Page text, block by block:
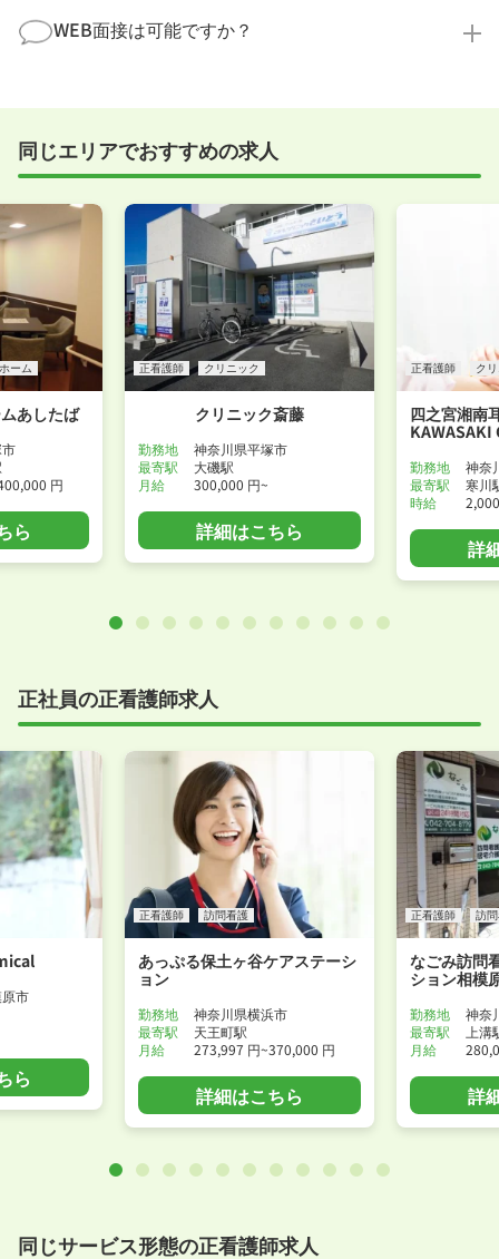
ださい！
まで、一からサポートいたします。「転職を考え始め
たばかり」「何から始めればいいか分からない」とい
WEB面接は可能ですか？
すめしていますが、企業様によってはWEB面接を導入
事前に確認することは可能ですので、お気軽にお申し
付けください！
同じエリアでおすすめの求人
ーム
あしたば
円
ら
正看護師 クリニック
クリニック斎藤
勤務地
神奈川県平塚市
最寄駅
大磯駅
月給
300,000 円~
詳細はこちら
正看護師 ク
四之宮湘南
KAWASAKI
勤務地
神奈
最寄駅
寒川
時給
詳
正社員の正看護師求人
市
ら
正看護師 訪問看護
あっぷる保土ヶ谷ケアステーシ
ョン
勤務地
神奈川県横浜市
最寄駅
天王町駅
月給
273,997 円~370,000 円
詳細はこちら
正看護師 訪
なごみ訪問
ション相模
勤務地
神奈
最寄駅
上溝
月給
詳
同じサービス形態の正看護師求人